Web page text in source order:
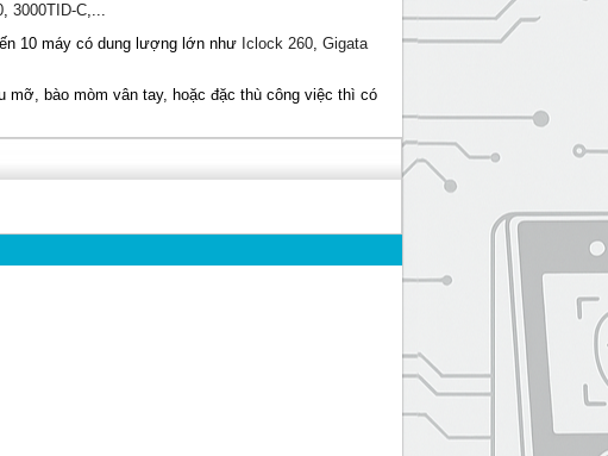
, 3000TID-C,...
10 máy có dung lượng lớn như Iclock 260, Gigata
mỡ, bào mòm vân tay, hoặc đặc thù công việc thì có